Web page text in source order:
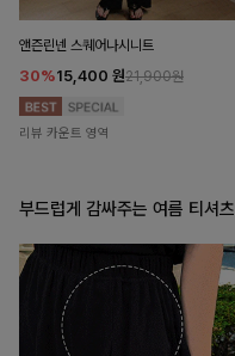
앤즌린넨 스퀘어나시니트
30%15,400 원21,900원
리뷰 카운트 영역
부드럽게 감싸주는 여름 티셔츠